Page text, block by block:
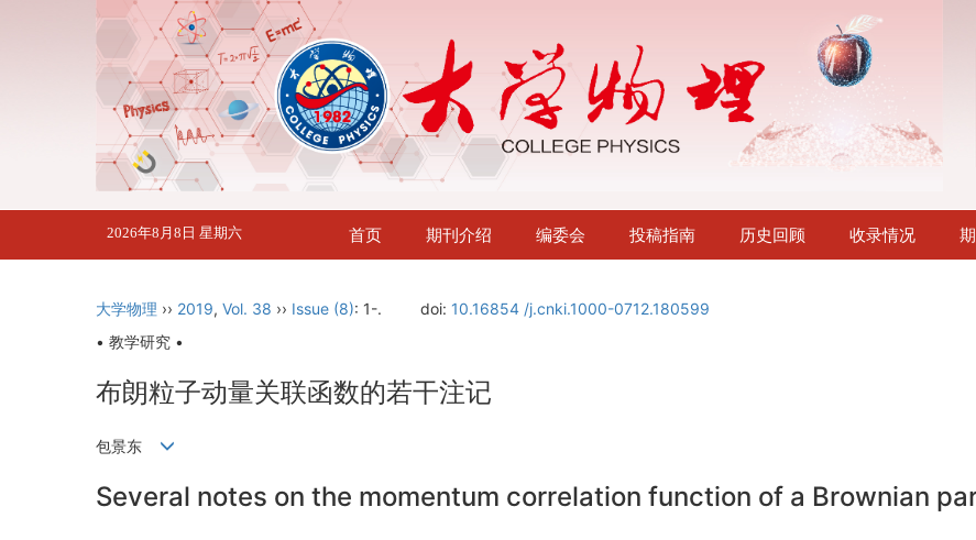
2026年8月8日 星期六 首页 期刊介绍 编委会 投稿指南 历史回顾 收录情况
大学物理 ›› 2019, Vol. 38 ›› Issue (8): 1-. doi: 10.16854 /j.cnki.1000-0712.180599
• 教学研究 •
布朗粒子动量关联函数的若干注记
包景东
Several notes on the momentum correlation function of a Brownian